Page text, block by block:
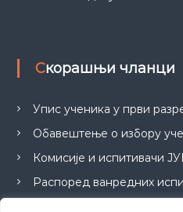
Скорашњи чланци
Упис ученика у први
Обавештење о избору
Комисије и испитивачи
Распоред ванредних